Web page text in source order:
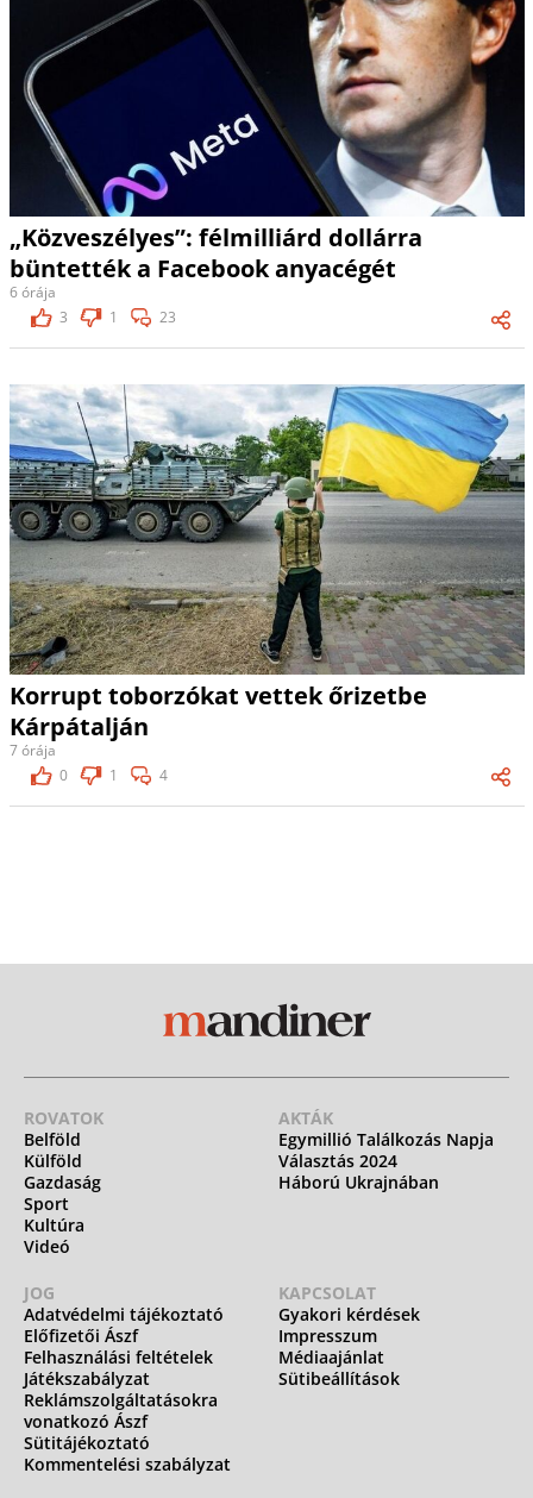
„Közveszélyes”: félmilliárd dollárra
büntették a Facebook anyacégét
6 órája
3
1 23
Korrupt toborzókat vettek őrizetbe
Kárpátalján
7 órája
0
1 4
ROVATOK
Belföld
Külföld
Gazdaság
Sport
Kultúra
Videó
AKTÁK
Egymillió Találkozás Napja
Választás 2024
Háború Ukrajnában
JOG
Adatvédelmi tájékoztató
Előfizetői Ászf
Felhasználási feltételek
Játékszabályzat
Reklámszolgáltatásokra
vonatkozó Ászf
Sütitájékoztató
Kommentelési szabályzat
KAPCSOLAT
Gyakori kérdések
Impresszum
Médiaajánlat
Sütibeállítások